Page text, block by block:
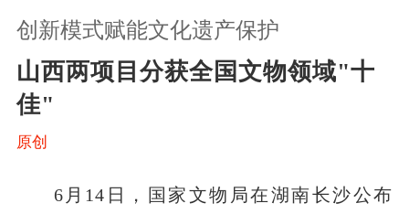
创新模式赋能文化遗产保护
山西两项目分获全国文物领域"十
佳"
原创
6月14日，国家文物局在湖南长沙公布